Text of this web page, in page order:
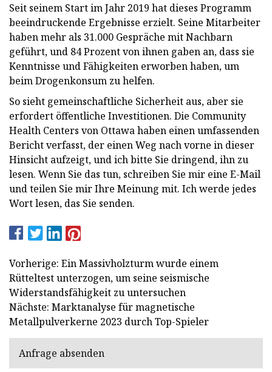
Seit seinem Start im Jahr 2019 hat dieses Programm
beeindruckende Ergebnisse erzielt. Seine Mitarbeiter
haben mehr als 31.000 Gespräche mit Nachbarn
geführt, und 84 Prozent von ihnen gaben an, dass sie
Kenntnisse und Fähigkeiten erworben haben, um
beim Drogenkonsum zu helfen.
So sieht gemeinschaftliche Sicherheit aus, aber sie
erfordert öffentliche Investitionen. Die Community
Health Centers von Ottawa haben einen umfassenden
Bericht verfasst, der einen Weg nach vorne in dieser
Hinsicht aufzeigt, und ich bitte Sie dringend, ihn zu
lesen. Wenn Sie das tun, schreiben Sie mir eine E-Mail
und teilen Sie mir Ihre Meinung mit. Ich werde jedes
Wort lesen, das Sie senden.
Vorherige: Ein Massivholzturm wurde einem
Rütteltest unterzogen, um seine seismische
Widerstandsfähigkeit zu untersuchen
Nächste: Marktanalyse für magnetische
Metallpulverkerne 2023 durch Top-Spieler
Anfrage absenden